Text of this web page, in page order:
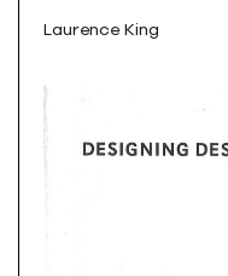
Laurence King